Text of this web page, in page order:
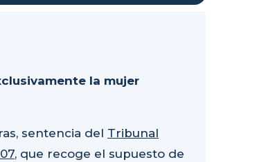
la mujer
sentencia del Tribunal
, que recoge el supuesto de